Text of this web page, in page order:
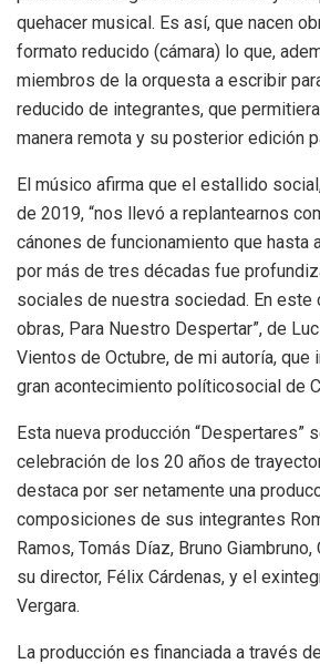
quehacer musical. Es así, que nacen
formato reducido (cámara) lo que,
miembros de la orquesta a escribir
reducido de integrantes, que
manera remota y su posterior edición
El músico afirma que el estallido
de 2019, “nos llevó a replantearnos
cánones de funcionamiento que hasta
por más de tres décadas fue
sociales de nuestra sociedad. En este
obras, Para Nuestro Despertar”, de
Vientos de Octubre, de mi autoría, que
gran acontecimiento políticosocial de
Esta nueva producción “Despertares”
celebración de los 20 años de
destaca por ser netamente una
composiciones de sus integrantes
Ramos, Tomás Díaz, Bruno
su director, Félix Cárdenas, y el
Vergara.
La producción es financiada a través